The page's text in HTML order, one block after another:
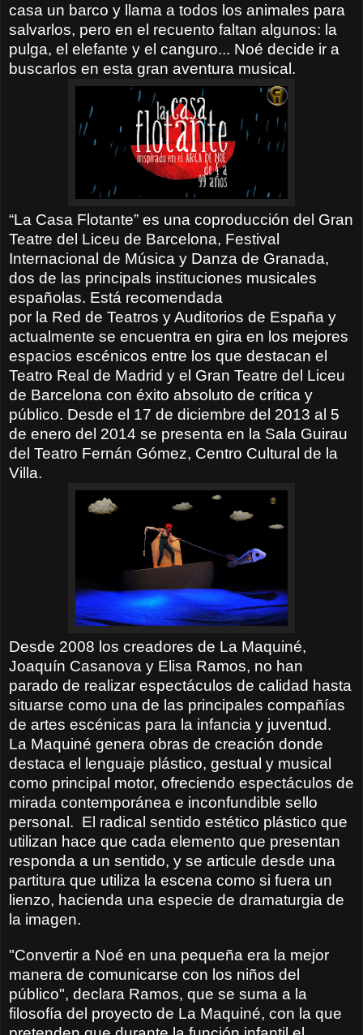
casa un barco y llama a todos los animales para
salvarlos, pero en el recuento faltan algunos: la
pulga, el elefante y el canguro... Noé decide ir a
buscarlos en esta gran aventura musical.
“La Casa Flotante” es una coproducción del Gran
Teatre del Liceu de Barcelona, Festival
Internacional de Música y Danza de Granada,
dos de las principals instituciones musicales
españolas. Está recomendada
por la Red de Teatros y Auditorios de España y
actualmente se encuentra en gira en los mejores
espacios escénicos entre los que destacan el
Teatro Real de Madrid y el Gran Teatre del Liceu
de Barcelona con éxito absoluto de crítica y
público. Desde el 17 de diciembre del 2013 al 5
de enero del 2014 se presenta en la Sala Guirau
del Teatro Fernán Gómez, Centro Cultural de la
Villa.
Desde 2008 los creadores de La Maquiné,
Joaquín Casanova y Elisa Ramos, no han
parado de realizar espectáculos de calidad hasta
situarse como una de las principales compañías
de artes escénicas para la infancia y juventud.
La Maquiné genera obras de creación donde
destaca el lenguaje plástico, gestual y musical
como principal motor, ofreciendo espectáculos de
mirada contemporánea e inconfundible sello
personal. El radical sentido estético plástico que
utilizan hace que cada elemento que presentan
responda a un sentido, y se articule desde una
partitura que utiliza la escena como si fuera un
lienzo, hacienda una especie de dramaturgia de
la imagen.
"Convertir a Noé en una pequeña era la mejor
manera de comunicarse con los niños del
público", declara Ramos, que se suma a la
filosofía del proyecto de La Maquiné, con la que